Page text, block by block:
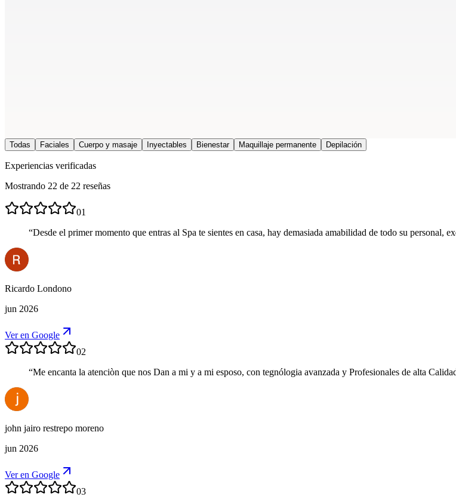
Todas Faciales Cuerpo y masaje Inyectables Bienestar Maquillaje permanente Depilación
Experiencias verificadas
Mostrando 22 de 22 reseñas
01
“Desde el primer momento que entras al Spa te sientes en casa, hay demasiada amabilidad de todo su
Ricardo Londono
jun 2026
Ver en Google
02
“Me encanta la atenciòn que nos Dan a mi y a mi esposo, con tegnólogia avanzada y Profesionales de alta
john jairo restrepo moreno
jun 2026
Ver en Google
03